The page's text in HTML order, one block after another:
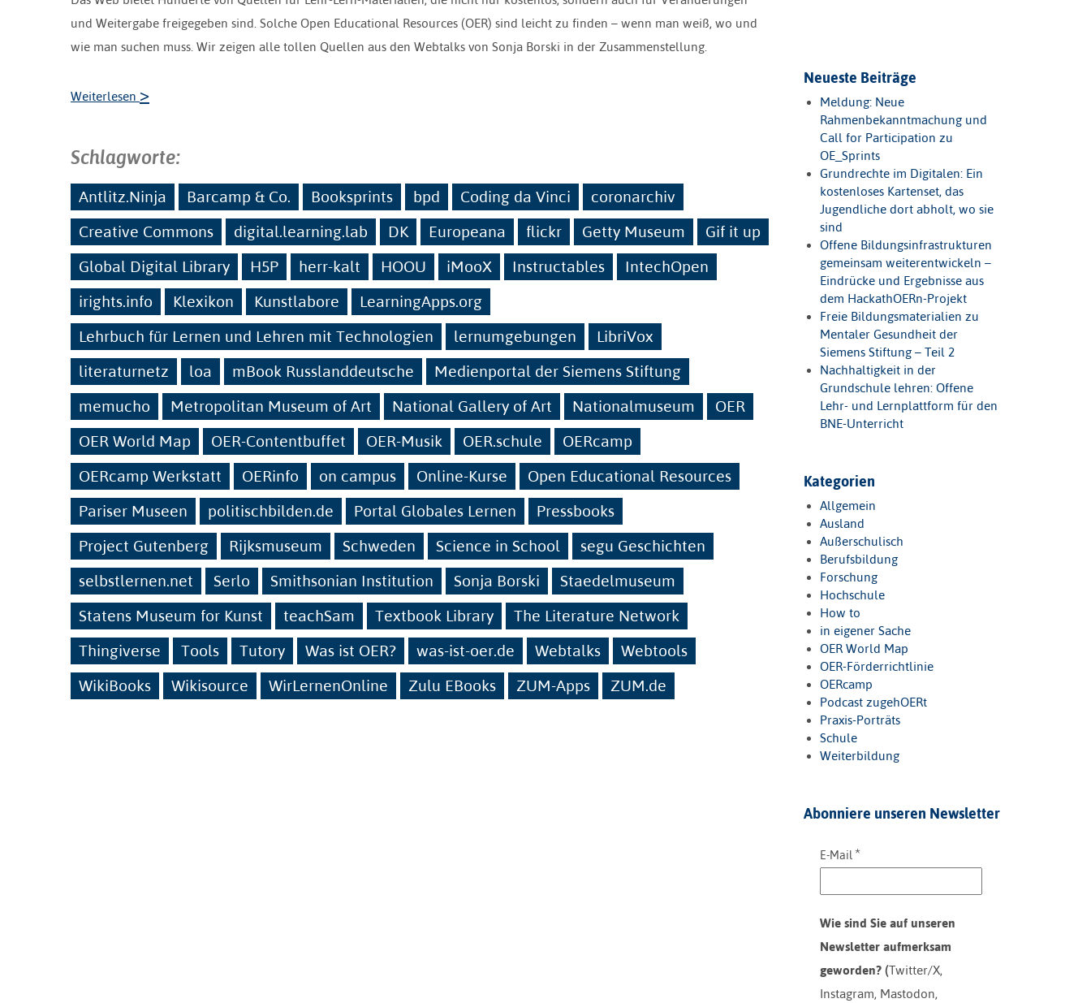
und Weitergabe freigegeben sind. Solche Open Educational Resources (OER) sind leicht zu finden – wenn man weiß, wo und
wie man suchen muss. Wir zeigen alle tollen Quellen aus den Webtalks von Sonja Borski in der Zusammenstellung.
Weiterlesen >
Schlagworte:
Antlitz.Ninja Barcamp & Co. Booksprints bpd Coding da Vinci
coronarchiv
Creative Commons
digital.learning.lab DK Europeana flickr Getty Museum
Gif it up
Global Digital Library
H5P herr-kalt HOOU iMooX Instructables
IntechOpen
irights.info
Klexikon Kunstlabore
LearningApps.org
Lehrbuch für Lernen und Lehren mit Technologien
lernumgebungen
LibriVox
literaturnetz
loa mBook Russlanddeutsche
Medienportal der Siemens Stiftung
memucho
Metropolitan Museum of Art National Gallery of Art Nationalmuseum
OER
OER World Map
OER-Contentbuffet OER-Musik OER.schule
OERcamp
OERcamp Werkstatt
OERinfo on campus Online-Kurse
Open Educational Resources
Pariser Museen
politischbilden.de Portal Globales Lernen
Pressbooks
Project Gutenberg
Rijksmuseum Schweden Science in School
segu Geschichten
selbstlernen.net
Serlo Smithsonian Institution Sonja Borski
Staedelmuseum
Statens Museum for Kunst
teachSam Textbook Library
The Literature Network
Thingiverse
Tools Tutory Was ist OER? was-ist-oer.de Webtalks
Webtools
WikiBooks
Wikisource WirLernenOnline Zulu EBooks ZUM-Apps ZUM.de
Neueste Beiträge
Meldung: Neue
Rahmenbekanntmachung und
Call for Participation zu
OE_Sprints
Grundrechte im Digitalen: Ein
kostenloses Kartenset, das
Jugendliche dort abholt, wo sie
sind
Offene Bildungsinfrastrukturen
gemeinsam weiterentwickeln –
Eindrücke und Ergebnisse aus
dem HackathOERn-Projekt
Freie Bildungsmaterialien zu
Mentaler Gesundheit der
Siemens Stiftung – Teil 2
Nachhaltigkeit in der
Grundschule lehren: Offene
Lehr- und Lernplattform für den
BNE-Unterricht
Kategorien
Allgemein
Ausland
Außerschulisch
Berufsbildung
Forschung
Hochschule
How to
in eigener Sache
OER World Map
OER-Förderrichtlinie
OERcamp
Podcast zugehOERt
Praxis-Porträts
Schule
Weiterbildung
Abonniere unseren Newsletter
E-Mail *
Wie sind Sie auf unseren
Newsletter aufmerksam
geworden? (Twitter/X,
Instagram, Mastodon,